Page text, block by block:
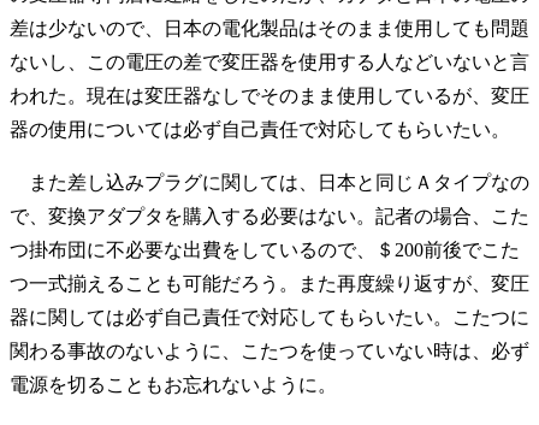
差は少ないので、日本の電化製品はそのまま使用しても問題
ないし、この電圧の差で変圧器を使用する人などいないと言
われた。現在は変圧器なしでそのまま使用しているが、変圧
器の使用については必ず自己責任で対応してもらいたい。
また差し込みプラグに関しては、日本と同じＡタイプなの
で、変換アダプタを購入する必要はない。記者の場合、こた
つ掛布団に不必要な出費をしているので、＄200前後でこた
つ一式揃えることも可能だろう。また再度繰り返すが、変圧
器に関しては必ず自己責任で対応してもらいたい。こたつに
関わる事故のないように、こたつを使っていない時は、必ず
電源を切ることもお忘れないように。